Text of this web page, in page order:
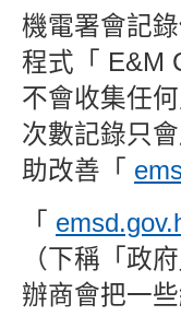
機電署會記
程式「 E&M
不會收集任
次數記錄只
助改善「
「
（下稱「政
辦商會把一